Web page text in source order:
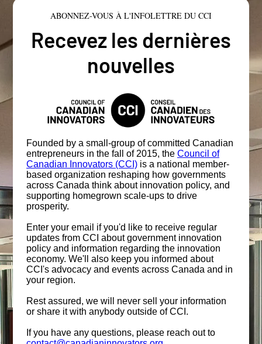
ABONNEZ-VOUS À L'INFOLETTRE DU CCI
Recevez les dernières
nouvelles